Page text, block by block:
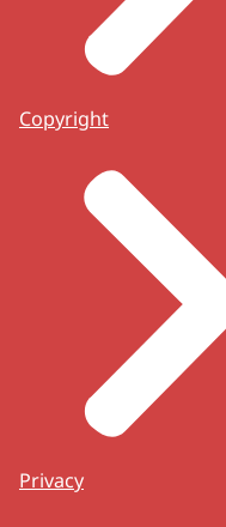
Copyright
Privacy